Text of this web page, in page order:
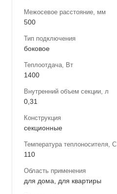
Межосевое расстояние, мм
500
Тип подключения
боковое
Теплоотдача, Вт
1400
Внутренний объем секции, л
0,31
Конструкция
секционные
Температура теплоносителя, С
110
Область применения
для дома, для квартиры